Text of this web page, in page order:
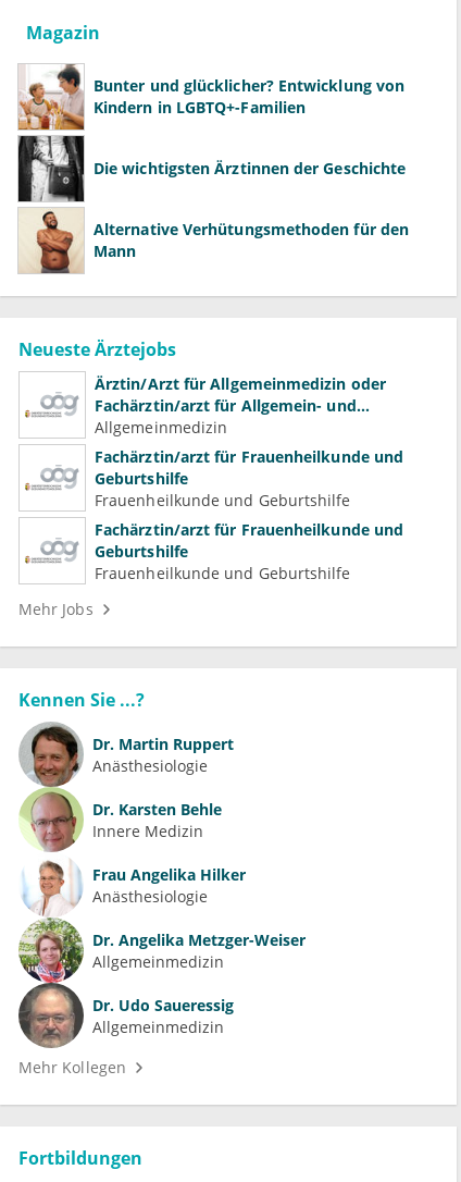
Magazin
Bunter und glücklicher? Entwicklung von
Kindern in LGBTQ+-Familien
Die wichtigsten Ärztinnen der Geschichte
Alternative Verhütungsmethoden für den
Mann
Neueste Ärztejobs
Ärztin/Arzt für Allgemeinmedizin oder
Fachärztin/arzt für Allgemein- und
Familienmedizin für Psychiatrie und
Psychotherapeutische Medizin
Allgemeinmedizin
Fachärztin/arzt für Frauenheilkunde und
Geburtshilfe
Frauenheilkunde und Geburtshilfe
Fachärztin/arzt für Frauenheilkunde und
Geburtshilfe
Frauenheilkunde und Geburtshilfe
Mehr Jobs
Kennen Sie ...?
Dr. Martin Ruppert
Anästhesiologie
Dr. Karsten Behle
Innere Medizin
Frau Angelika Hilker
Anästhesiologie
Dr. Angelika Metzger-Weiser
Allgemeinmedizin
Dr. Udo Saueressig
Allgemeinmedizin
Mehr Kollegen
Fortbildungen